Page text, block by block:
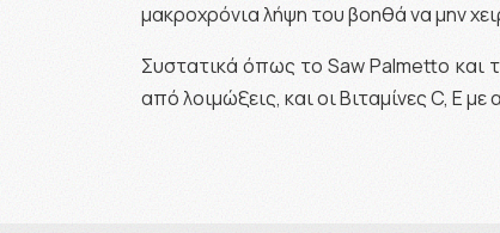
μακροχρόνια λήψη του βοηθά να μην
Συστατικά όπως το Saw Palmetto και
από λοιμώξεις, και οι Βιταμίνες C, E